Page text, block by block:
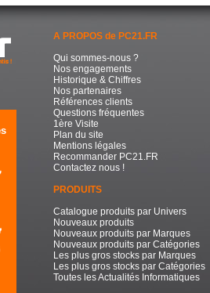
A PROPOS de PC21.FR
Qui sommes-nous ?
Nos engagements
Historique & Chiffres
Nos partenaires
Références clients
Questions fréquentes
1ère Visite
Plan du site
Mentions légales
Recommander PC21.FR
Contactez nous !
PRODUITS
Catalogue produits par Univers
Nouveaux produits
Nouveaux produits par Marques
Nouveaux produits par Catégories
Les plus gros stocks par Marques
Les plus gros stocks par Catégories
Toutes les Actualités Informatiques